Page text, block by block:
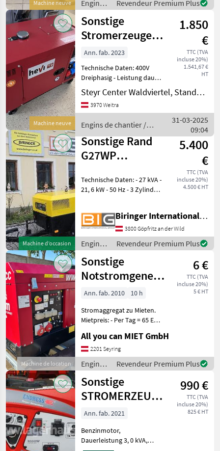
Machine neuve
Engins
de
chantier
/
Sonstige
Revendeur Premium Plus
Machine neuve
Sonstige
Stromerzeuger
HEVI T9000Full
1.850
€
TTC (TVA
incluse 20%)
1.541,67 €
HT
Ann. fab. 2023
Technische Daten: 400V
Dreiphasig - Leistung dauer
in kVA: 8 - Leistung dauer in
kW: 6, 4 230V Einphasig -
Leistung dauer in kVA: 7 -
Steyr Center Waldviertel, Standort Weitra
3970 Weitra
Engins de chantier /
Sonstige
31-03-2025
09:04
Machine d’occasion
Sonstige Rand
G27WP
5.400
€
TTC (TVA
incluse 20%)
4.500 € HT
Technische Daten: - 27 kVA -
21, 6 kW - 50 Hz - 3 Zylinder
400 Volt / 16 Amp
Anschlüsse - 1x 400 Volt / 32
Amp. Anschluss
Biringer International GmbH
3800 Göpfritz an der Wild
Engins
de
chantier
/
Sonstige
Revendeur Premium Plus
Machine de location
Sonstige
Notstromgenerator
Stromerzeuger
Stromaggregat
zu
6 €
TTC (TVA
incluse 20%)
5 € HT
Ann. fab. 2010
10 h
Stromaggregat zu Mieten.
Mietpreis: - Per Tag = 65 EUR
Betriebsstunden/Tag) - Per
7 Tage = 325 EUR (inkl. 50
Betriebsstunden/Woche) -
Wochenende (
All you can MIET GmbH
2201 Seyring
Engins
de
chantier
/
Sonstige
Revendeur Premium Plus
Sonstige
STROMERZEUGER
ESE 3000 I
990 €
TTC (TVA
incluse 20%)
825 € HT
Ann. fab. 2021
Benzinmotor,
Dauerleistung 3, 0 kVA,